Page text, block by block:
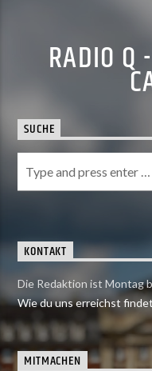
RADIO Q
SUCHE
KONTAKT
Die Redaktion ist Montag
Wie du uns erreichst
MITMACHEN